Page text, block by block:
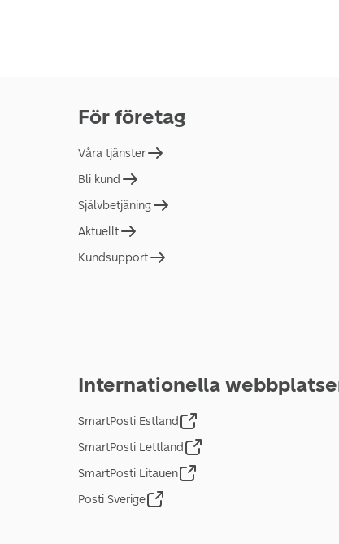
För företag
Våra tjänster
Bli kund
Självbetjäning
Aktuellt
Kundsupport
Internationella
SmartPosti Estland
SmartPosti Lettland
SmartPosti Litauen
Posti Sverige